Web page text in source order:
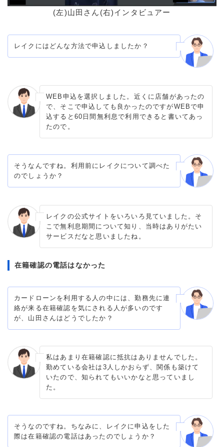
(左)山田さん(右)インタビュアー
レイクにはどんな方法で申込しましたか？
WEB申込を選択しました。近くに店舗があったの
で、そこで申込しても良かったのですがWEBで申
込すると60日間無利息で利用できると書いてあっ
たので。
そうなんですね。利用前にレイクについて調べた
のでしょうか？
レイクの公式サイトをいろいろ見ていました。そ
こで無利息期間について知り、当時はありがたい
サービスだなと思いましたね。
在籍確認の電話はなかった
カードローンを利用する人の中には、勤務先に連
絡が来る在籍確認を気にされる人が多いのです
が、山田さんはどうでしたか？
私はあまり在籍確認に抵抗はありませんでした。
勤めている会社は3人しかおらず、関係も築けて
いたので、知られてもいいかなと思っていまし
た。
そうなのですね。ちなみに、レイクに申込をした
際は在籍確認の電話はあったのでしょうか？